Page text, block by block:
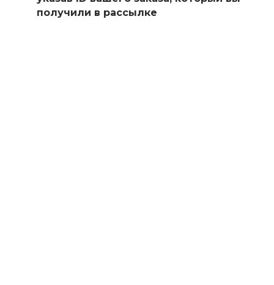
получили в рассылке